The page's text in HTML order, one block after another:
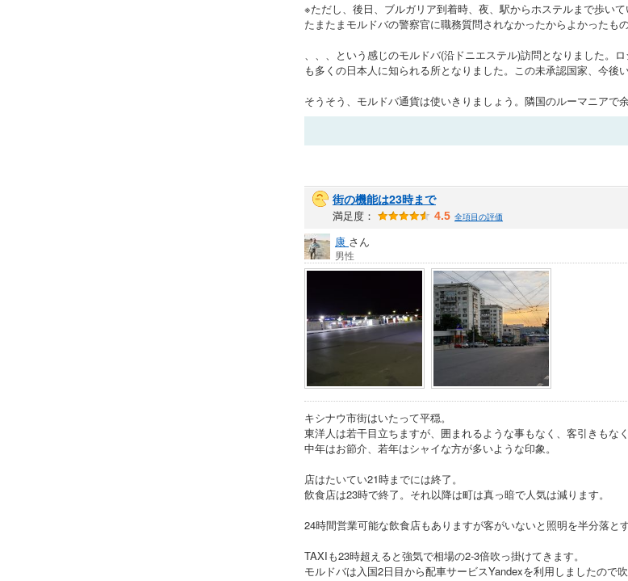
※ただし、後日、ブルガリア到着時、夜、駅からホステルまで歩い
たまたまモルドバの警察官に職務質問されなかったからよかったも
、、、という感じのモルドバ(沿ドニエステル)訪問となりました。
も多くの日本人に知られる所となりました。この未承認国家、今後
そうそう、モルドバ通貨は使いきりましょう。隣国のルーマニアで
街の機能は23時まで
満足度： 4.5 全項目の評価
康 さん
男性
キシナウ市街はいたって平穏。
東洋人は若干目立ちますが、囲まれるような事もなく、客引きもなく
中年はお節介、若年はシャイな方が多いような印象。
店はたいてい21時までには終了。
飲食店は23時で終了。それ以降は町は真っ暗で人気は減ります。
24時間営業可能な飲食店もありますが客がいないと照明を半分落と
TAXIも23時超えると強気で相場の2-3倍吹っ掛けてきます。
モルドバは入国2日目から配車サービスYandexを利用しましたの